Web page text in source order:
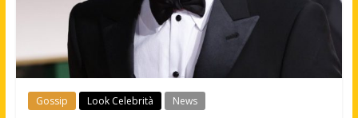
Gossip Look Celebrità News